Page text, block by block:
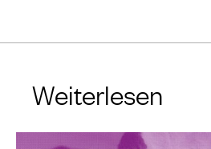
Weiterlesen